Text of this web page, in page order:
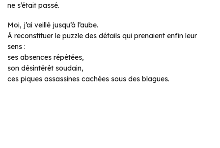
ne s’était passé.
Moi, j’ai veillé jusqu’à l’aube.
À reconstituer le puzzle des détails qui prenaient enfin leur
sens :
ses absences répétées,
son désintérêt soudain,
ces piques assassines cachées sous des blagues.